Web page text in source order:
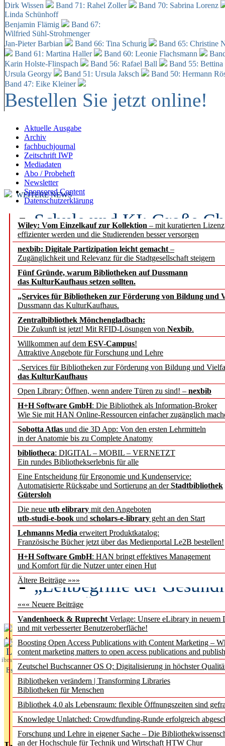
Dirk Wissen
Band 71: Rahel Zoller
Band 70: Sabrina Lorenz
Linda Schünhoff
Benjamin Flämig
Band 67:
Wilfried Sühl-Strohmenger
Jan-Pieter Barbian
Band 66: Tina Schurig
Band 65: Christine
Band 61: Martina Haller
Band 60: Leonie Flachsmann
Karin Holste-Flinspach
Band 56: Rafael Ball
Band 55:
Ursula Georgy
Band 51: Ursula Jaksch Band 50: Hermann
Band 47: Eike Kleiner
Bestellen Sie jetzt online!
Aktuelle Ausgabe
Archiv
fachbuchjournal
Zeitschrift IWP
Mediadaten
Abo / Probeheft
Newsletter
Sponsored Content
Datenschutzerklärung
Wiley: Vom Einzelkauf zur Kollektion – mit kuratierten
effizienter werden und die Studierenden besser versorgen
nexbib: Digitale Partizipation leicht gemacht –
Zugänglichkeit und Relevanz für die Stadtgesellschaft steigern
Fünf Gründe, warum Bibliotheken auf Dussmann
das KulturKaufhaus setzen sollten.
„Services für Bibliotheken zur Förderung von Bildung und
Dussmann das KulturKaufhaus.
Zentralbibliothek Mönchengladbach:
Die Zukunft ist jetzt! Mit RFID-Lösungen von Nexbib.
Willkommen auf dem ESV-Campus!
Attraktive Angebote für Forschung und Lehre
„Services für Bibliotheken zur Förderung von Bildung und
das KulturKaufhaus
Open Library: Öffnen, wenn andere Türen zu sind! – nexbib
H+H Software GmbH: Die Bibliothek als Information-Broker
Wie Sie mit HAN Online-Ressourcen einfacher zugänglich
Sobotta Atlas und die 3D App: Von den ersten Lehrmitteln
in der Anatomie bis zu Complete Anatomy
bibliotheca: DIGITAL – MOBIL – VERNETZT
Ein rundes Bibliothekserlebnis für alle
Eine Entscheidung für Ergonomie und Kundenservice:
Automatisierte Rückgabe und Sortierung an derStadtbibliothek
Gütersloh
Die neue utb elibrary mit den Angeboten
utb-studi-e-book und scholars-e-library geht an den Start
Lehmanns Media erweitert Produktkatalog:
Französische Bücher jetzt über das Medienportal Le2B bestellen!
H+H Software GmbH: HAN bringt effektives Management
und Komfort für die Nutzer unter einen Hut
Ältere Beiträge »»»
««« Neuere Beiträge
Vandenhoeck & Ruprecht Verlage: Unsere eLibrary in neuem
und mit verbesserter Benutzeroberfläche!
Boosting Open Access Publications with Content Marketing –
content marketing matters to open access publications and
Zeutschel Buchscanner OS Q: Digitalisierung in höchster
Bibliotheken verändern | Transforming Libraries
Bibliotheken für Menschen
Bibliothek 4.0 als Lebensraum: flexible Öffnungszeiten sind
Knowledge Unlatched: Crowdfunding-Runde erfolgreich
Forschung und Lehre in eigener Sache – Die
an der Hochschule für Technik und Wirtschaft HTW Chur
WEITERE NEWS
Schule und KI: Große
Voraussetzungen
Erfolgreiches erstes
Segment Research –
angepasst
konstruktiv!
Mohr Siebeck
und die Zeitschrift für
Francke Attempto
EBSCO Information
Recherchefunktionen in
Sorbisches Institut neu
Geschichte und
Künstliche Intelligenz
besser zu verstehen
„Leitbegriffe der
des BIÖG erscheinen
Aktuelles aus
L
ibrary
Essentials